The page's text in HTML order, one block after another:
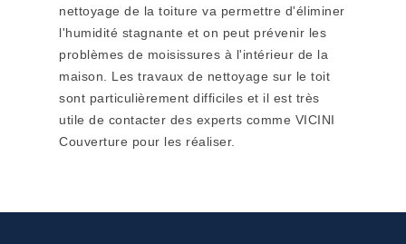
nettoyage de la toiture va permettre d'éliminer
l'humidité stagnante et on peut prévenir les
problèmes de moisissures à l'intérieur de la
maison. Les travaux de nettoyage sur le toit
sont particulièrement difficiles et il est très
utile de contacter des experts comme VICINI
Couverture pour les réaliser.